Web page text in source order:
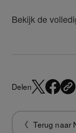
Bekijk de
Delen
Terug naar